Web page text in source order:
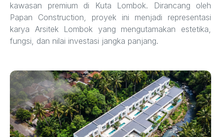
kawasan premium di Kuta Lombok. Dirancang oleh
Papan Construction, proyek ini menjadi representasi
karya Arsitek Lombok yang mengutamakan estetika,
fungsi, dan nilai investasi jangka panjang.